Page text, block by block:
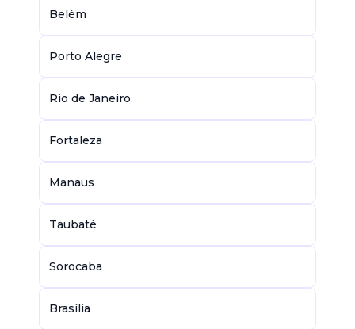
Belém
Porto Alegre
Rio de Janeiro
Fortaleza
Manaus
Taubaté
Sorocaba
Brasília